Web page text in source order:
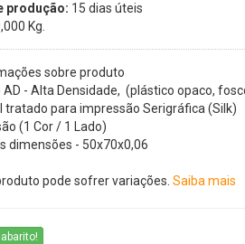
produção: 15 dias úteis
Kg.
sobre produto
AD - Alta Densidade, (plástico opaco,
tratado para impressão Serigráfica (Silk)
(1 Cor / 1 Lado)
dimensões - 50x70x0,06
pode sofrer variações. Saiba mais